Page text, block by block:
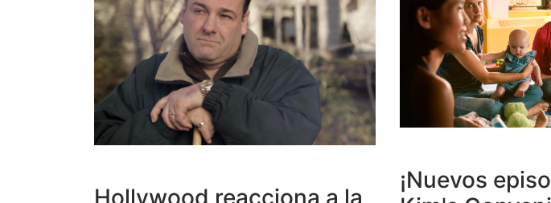
Hollywood reacciona a la
¡Nuevos